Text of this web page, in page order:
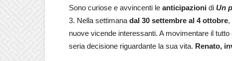
Sono curiose e avvincenti le anticipazioni di Un
3. Nella settimana dal 30 settembre al 4 ottobre,
nuove vicende interessanti. A movimentare il tutto
seria decisione riguardante la sua vita. Renato,